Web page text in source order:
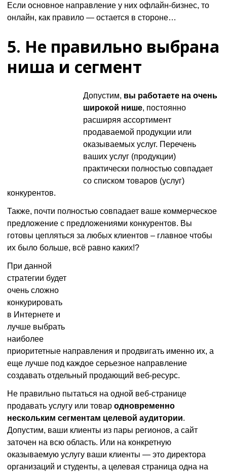
Если основное направление у них офлайн-бизнес, то
онлайн, как правило — остается в стороне…
5. Не правильно выбрана
ниша и сегмент
Допустим, вы работаете на очень
широкой нише, постоянно
расширяя ассортимент
продаваемой продукции или
оказываемых услуг. Перечень
ваших услуг (продукции)
практически полностью совпадает
со списком товаров (услуг)
конкурентов.
Также, почти полностью совпадает ваше коммерческое
предложение с предложениями конкурентов. Вы
готовы цепляться за любых клиентов – главное чтобы
их было больше, всё равно каких!?
При данной
стратегии будет
очень сложно
конкурировать
в Интернете и
лучше выбрать
наиболее
приоритетные направления и продвигать именно их, а
еще лучше под каждое серьезное направление
создавать отдельный продающий веб-ресурс.
Не правильно пытаться на одной веб-странице
продавать услугу или товародновременно
нескольким сегментам целевой аудитории.
Допустим, ваши клиенты из пары регионов, а сайт
заточен на всю область. Или на конкретную
оказываемую услугу ваши клиенты — это директора
организаций и студенты, а целевая страница одна на